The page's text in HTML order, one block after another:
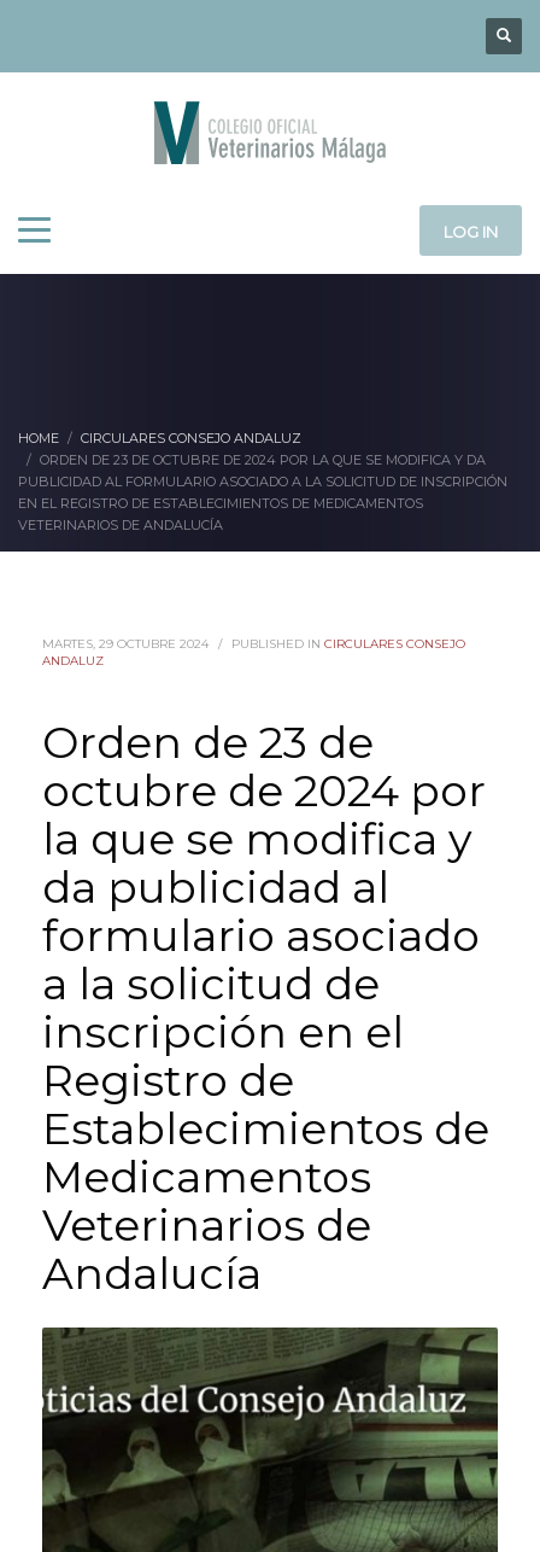
LOG IN
HOME
CIRCULARES CONSEJO ANDALUZ
ORDEN DE 23 DE OCTUBRE DE 2024 POR LA QUE SE MODIFICA Y DA
PUBLICIDAD AL FORMULARIO ASOCIADO A LA SOLICITUD DE INSCRIPCIÓN
EN EL REGISTRO DE ESTABLECIMIENTOS DE MEDICAMENTOS
VETERINARIOS DE ANDALUCÍA
MARTES, 29 OCTUBRE 2024 / PUBLISHED IN CIRCULARES CONSEJO
ANDALUZ
Orden de 23 de
octubre de 2024 por
la que se modifica y
da publicidad al
formulario asociado
a la solicitud de
inscripción en el
Registro de
Establecimientos de
Medicamentos
Veterinarios de
Andalucía